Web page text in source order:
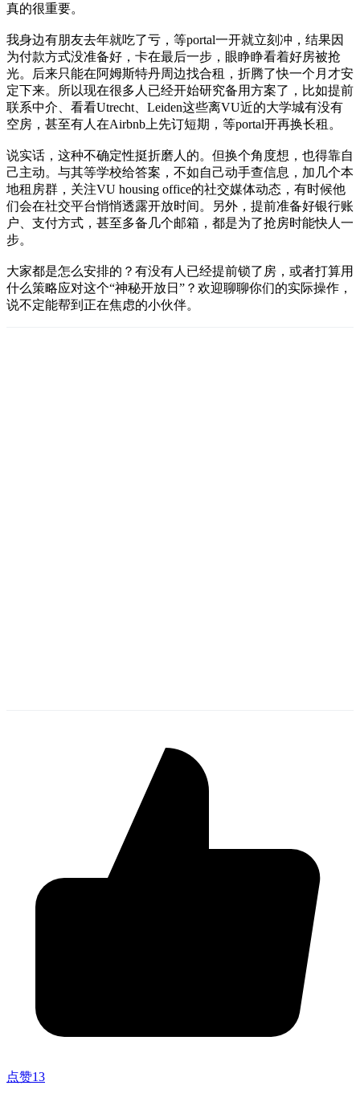
真的很重要。
我身边有朋友去年就吃了亏，等portal一开就立刻冲，结果因
为付款方式没准备好，卡在最后一步，眼睁睁看着好房被抢
光。后来只能在阿姆斯特丹周边找合租，折腾了快一个月才安
定下来。所以现在很多人已经开始研究备用方案了，比如提前
联系中介、看看Utrecht、Leiden这些离VU近的大学城有没有
空房，甚至有人在Airbnb上先订短期，等portal开再换长租。
说实话，这种不确定性挺折磨人的。但换个角度想，也得靠自
己主动。与其等学校给答案，不如自己动手查信息，加几个本
地租房群，关注VU housing office的社交媒体动态，有时候他
们会在社交平台悄悄透露开放时间。另外，提前准备好银行账
户、支付方式，甚至多备几个邮箱，都是为了抢房时能快人一
步。
大家都是怎么安排的？有没有人已经提前锁了房，或者打算用
什么策略应对这个“神秘开放日”？欢迎聊聊你们的实际操作，
说不定能帮到正在焦虑的小伙伴。
点赞13